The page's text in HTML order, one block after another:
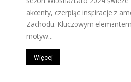
akcenty, czerpiąc inspiracje z
Zachodu. Kluczowym
motyw...
Więcej